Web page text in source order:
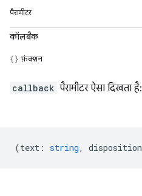
पैरामीटर
कॉलबैक
फ़ंक्शन
callback पैरामीटर ऐसा दिखता है:
(text : string, disposition